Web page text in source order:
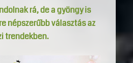
rá, de a gyöngy is
népszerűbb választás az
trendekben.